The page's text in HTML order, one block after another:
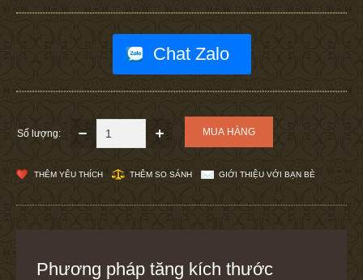
Chat Zalo
Số lượng:
THÊM YÊU THÍCH THÊM SO SÁNH GIỚI THIỆU VỚI BẠN BÈ
Phương pháp tăng kích thước